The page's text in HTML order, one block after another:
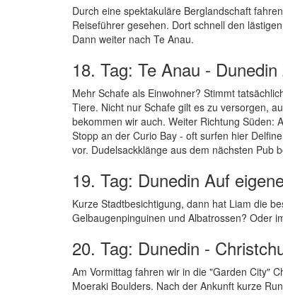
Durch eine spektakuläre Berglandschaft
Reiseführer gesehen. Dort schnell den
Dann weiter nach Te Anau.
18. Tag: Te Anau -
Mehr Schafe als Einwohner? Stimmt
Tiere. Nicht nur Schafe gilt es zu versorgen,
bekommen wir auch. Weiter Richtung Süden:
Stopp an der Curio Bay - oft surfen hier
vor. Dudelsackklänge aus dem nächsten Pub
19. Tag: Dunedin Auf
Kurze Stadtbesichtigung, dann hat Liam die
Gelbaugenpinguinen und Albatrossen? Oder
20. Tag: Dunedin -
Am Vormittag fahren wir in die "Garden City"
Moeraki Boulders. Nach der Ankunft kurze